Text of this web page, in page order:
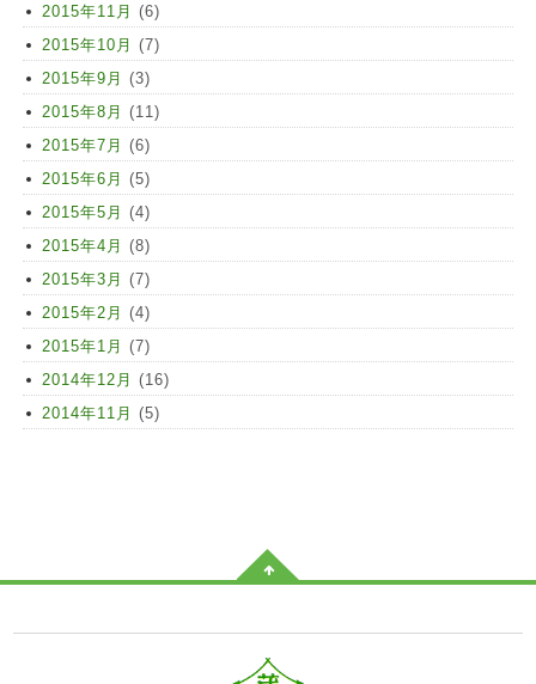
2015年11月 (6)
2015年10月 (7)
2015年9月 (3)
2015年8月 (11)
2015年7月 (6)
2015年6月 (5)
2015年5月 (4)
2015年4月 (8)
2015年3月 (7)
2015年2月 (4)
2015年1月 (7)
2014年12月 (16)
2014年11月 (5)